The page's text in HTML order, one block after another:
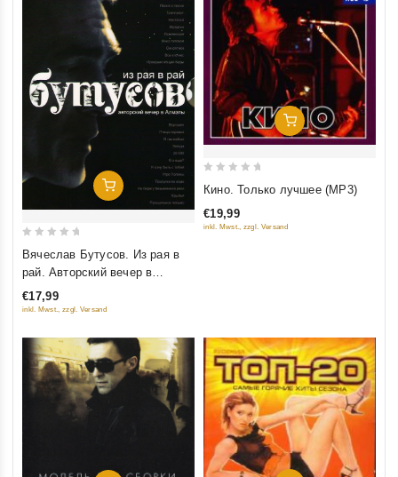
Добавить В Корзину
5
Вячеслав Бутусов. Из рая в
рай. Авторский вечер в
Алматы
€17,99
inkl. Mwst., zzgl. Versand
Добавить В Корзину
of
Кино. Только лучшее (MP3)
€19,99
inkl. Mwst., zzgl. Versand